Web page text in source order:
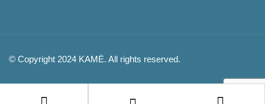
© Copyright 2024 KAMĖ. All rights reserved.